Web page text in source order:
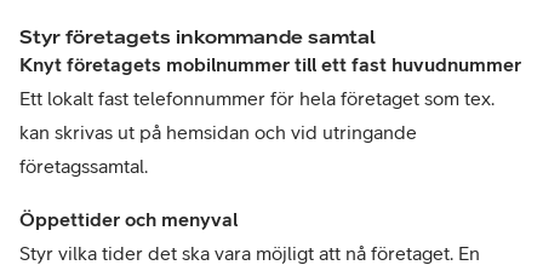
Styr företagets inkommande samtal
Knyt företagets mobilnummer till ett fast huvudnummer
Ett lokalt fast telefonnummer för hela företaget som tex.
kan skrivas ut på hemsidan och vid utringande
företagssamtal.
Öppettider och menyval
Styr vilka tider det ska vara möjligt att nå företaget. En